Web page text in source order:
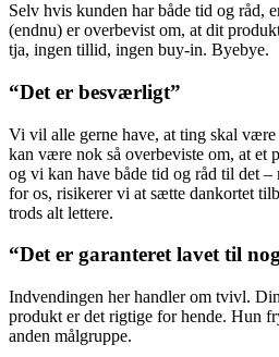
Selv hvis kunden har både tid og råd,
(endnu) er overbevist om, at dit
tja, ingen tillid, ingen buy-in. Byebye.
“Det er besværligt”
Vi vil alle gerne have, at ting skal
kan være nok så overbeviste om, at et
og vi kan have både tid og råd til det
for os, risikerer vi at sætte dankortet
trods alt lettere.
“Det er garanteret lavet til
Indvendingen her handler om tvivl.
produkt er det rigtige for hende. Hun
anden målgruppe.